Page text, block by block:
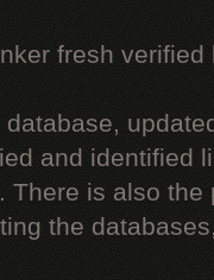
fresh verified
and identified
There is also
the